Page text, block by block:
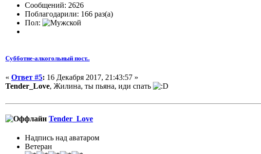
Сообщений: 2626
Поблагодарили: 166 раз(а)
Пол:
Субботне-алкогольный пост..
« Ответ #5: 16 Декабря 2017, 21:43:57 »
Tender_Love, Жилина, ты пьяна, иди спать
Tender_Love
Надпись над аватаром
Ветеран